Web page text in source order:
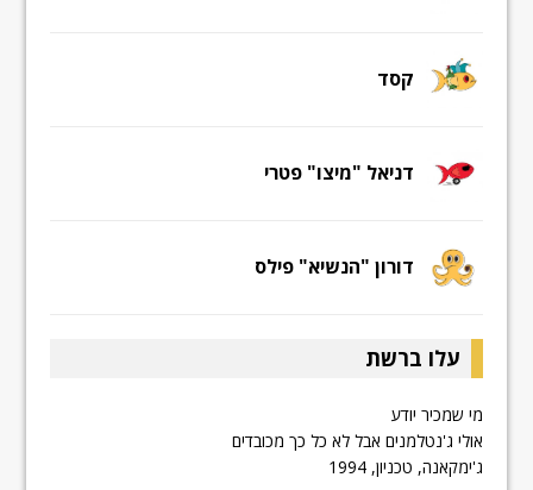
קסד
דניאל "מיצו" פטרי
דורון "הנשיא" פילס
עלו ברשת
מי שמכיר יודע
אולי ג'נטלמנים אבל לא כל כך מכובדים
ג'ימקאנה, טכניון, 1994